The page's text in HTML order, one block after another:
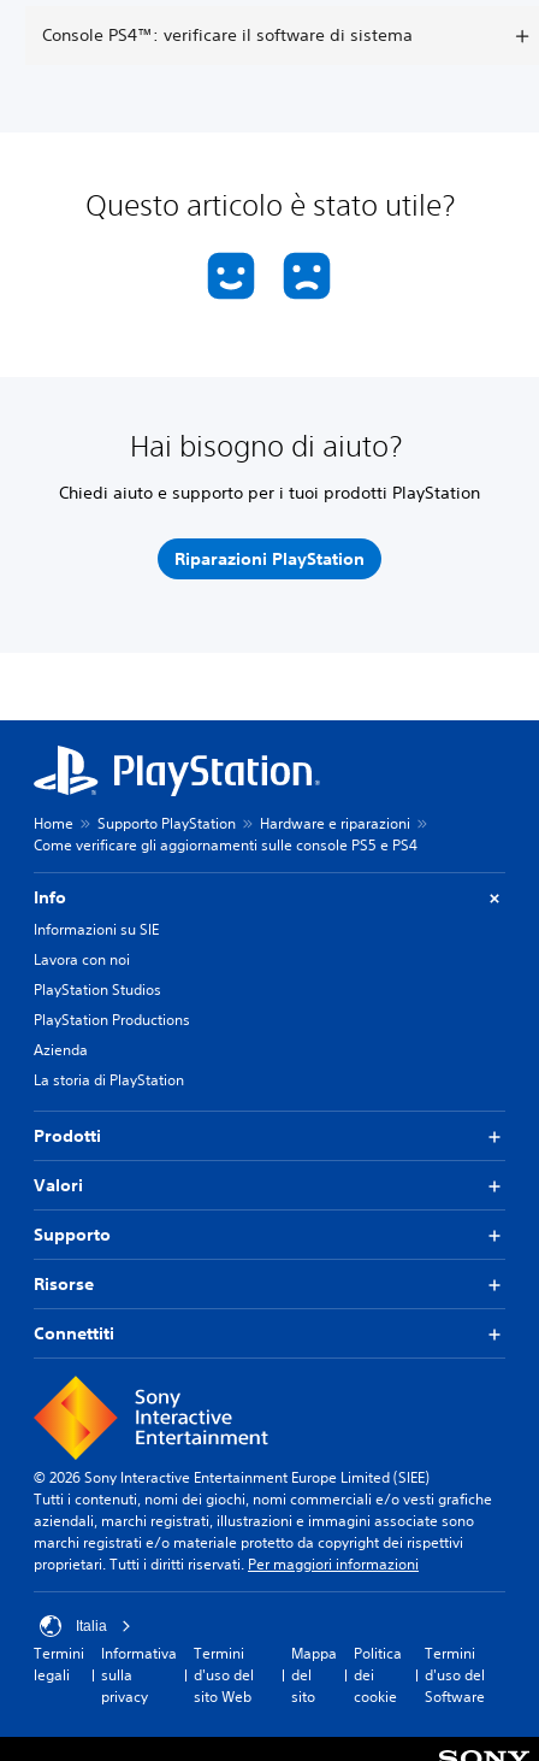
Console PS4™: verificare il software di sistema
Questo articolo è stato utile?
Hai bisogno di aiuto?
Chiedi aiuto e supporto per i tuoi prodotti PlayStation
Riparazioni PlayStation
Home Supporto PlayStation
Hardware e riparazioni
Come verificare gli aggiornamenti sulle console PS5 e PS4
Info
Informazioni su SIE
Lavora con noi
PlayStation Studios
PlayStation Productions
Azienda
La storia di PlayStation
Prodotti
Valori
Supporto
Risorse
Connettiti
© 2026 Sony Interactive Entertainment Europe Limited (SIEE)
Tutti i contenuti, nomi dei giochi, nomi commerciali e/o vesti grafiche
aziendali, marchi registrati, illustrazioni e immagini associate sono
marchi registrati e/o materiale protetto da copyright dei rispettivi
proprietari. Tutti i diritti riservati. Per maggiori informazioni
Italia
Termini
legali
Informativa
sulla
privacy
Termini
d'uso del
sito Web
Mappa
del
sito
Politica
dei
cookie
Termini
d'uso del
Software